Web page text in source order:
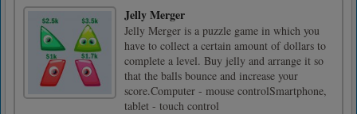
Jelly Merger
Jelly Merger is a puzzle game in which you
have to collect a certain amount of dollars to
complete a level. Buy jelly and arrange it so
that the balls bounce and increase your
score.Computer - mouse controlSmartphone,
tablet - touch control